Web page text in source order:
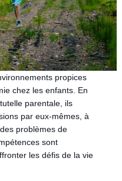
propices
chez les enfants. En
parentale, ils
par eux-mêmes, à
problèmes de
sont
les défis de la vie